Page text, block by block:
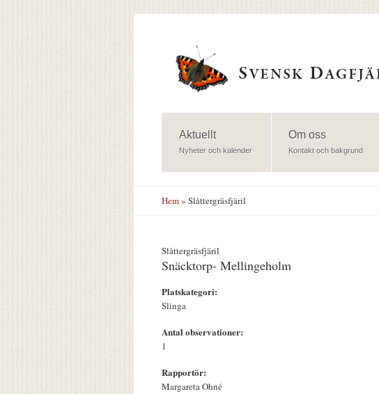
Aktuellt
Nyheter och kalender
Om oss
Kontakt och bakgrund
Hem» Slåttergräsfjäril
Slåttergräsfjäril
Snäcktorp- Mellingeholm
Platskategori:
Slinga
Antal observationer:
1
Rapportör:
Margareta Ohné